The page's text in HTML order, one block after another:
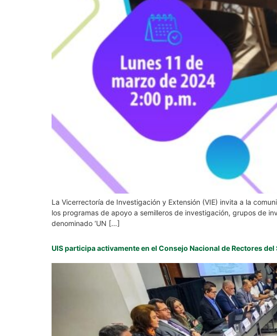
La Vicerrectoría de Investigación y Extensión (VIE) invita a la
los programas de apoyo a semilleros de investigación, grupos de
denominado ‘UN […]
UIS participa activamente en el Consejo Nacional de Rectores del